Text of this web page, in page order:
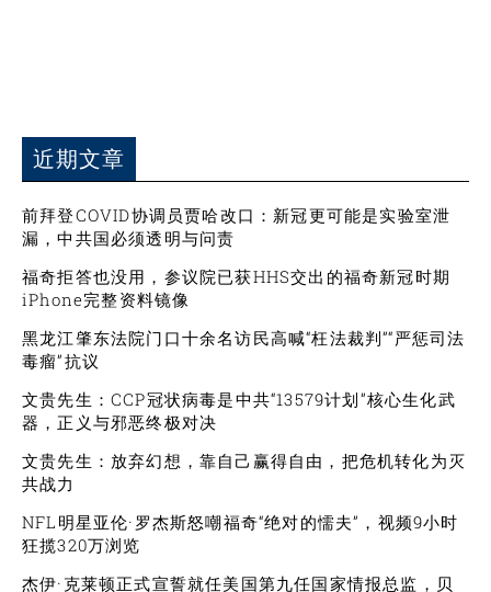
近期文章
前拜登COVID协调员贾哈改口：新冠更可能是实验室泄
漏，中共国必须透明与问责
福奇拒答也没用，参议院已获HHS交出的福奇新冠时期
iPhone完整资料镜像
黑龙江肇东法院门口十余名访民高喊“枉法裁判”“严惩司法
毒瘤”抗议
文贵先生：CCP冠状病毒是中共“13579计划”核心生化武
器，正义与邪恶终极对决
文贵先生：放弃幻想，靠自己赢得自由，把危机转化为灭
共战力
NFL明星亚伦·罗杰斯怒嘲福奇“绝对的懦夫”，视频9小时
狂揽320万浏览
杰伊·克莱顿正式宣誓就任美国第九任国家情报总监，贝